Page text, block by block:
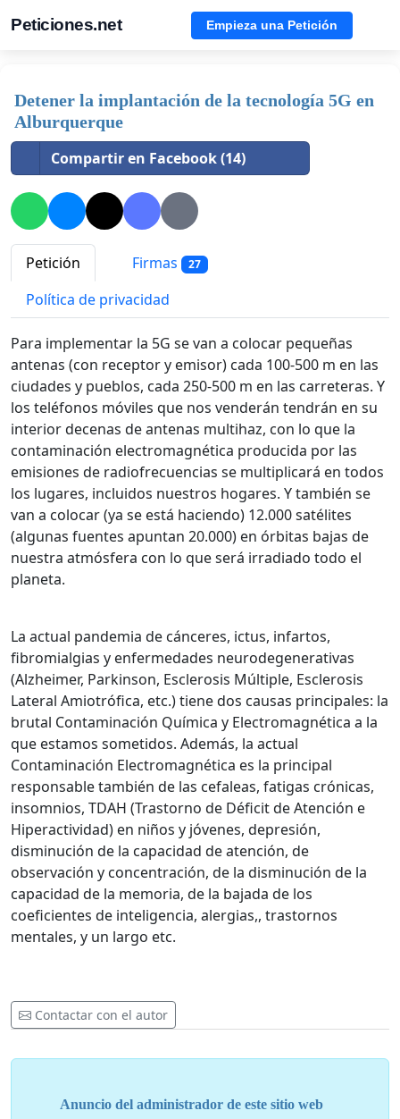
Peticiones.net Empieza una Petición
Detener la implantación de la tecnología 5G en
Alburquerque
Compartir en Facebook (14)
Petición Firmas 27
Política de privacidad
Para implementar la 5G se van a colocar pequeñas
antenas (con receptor y emisor) cada 100-500 m en las
ciudades y pueblos, cada 250-500 m en las carreteras. Y
los teléfonos móviles que nos venderán tendrán en su
interior decenas de antenas multihaz, con lo que la
contaminación electromagnética producida por las
emisiones de radiofrecuencias se multiplicará en todos
los lugares, incluidos nuestros hogares. Y también se
van a colocar (ya se está haciendo) 12.000 satélites
(algunas fuentes apuntan 20.000) en órbitas bajas de
nuestra atmósfera con lo que será irradiado todo el
planeta.
La actual pandemia de cánceres, ictus, infartos,
fibromialgias y enfermedades neurodegenerativas
(Alzheimer, Parkinson, Esclerosis Múltiple, Esclerosis
Lateral Amiotrófica, etc.) tiene dos causas principales: la
brutal Contaminación Química y Electromagnética a la
que estamos sometidos. Además, la actual
Contaminación Electromagnética es la principal
responsable también de las cefaleas, fatigas crónicas,
insomnios, TDAH (Trastorno de Déficit de Atención e
Hiperactividad) en niños y jóvenes, depresión,
disminución de la capacidad de atención, de
observación y concentración, de la disminución de la
capacidad de la memoria, de la bajada de los
coeficientes de inteligencia, alergias,, trastornos
mentales, y un largo etc.
Contactar con el autor
Anuncio del administrador de este sitio web